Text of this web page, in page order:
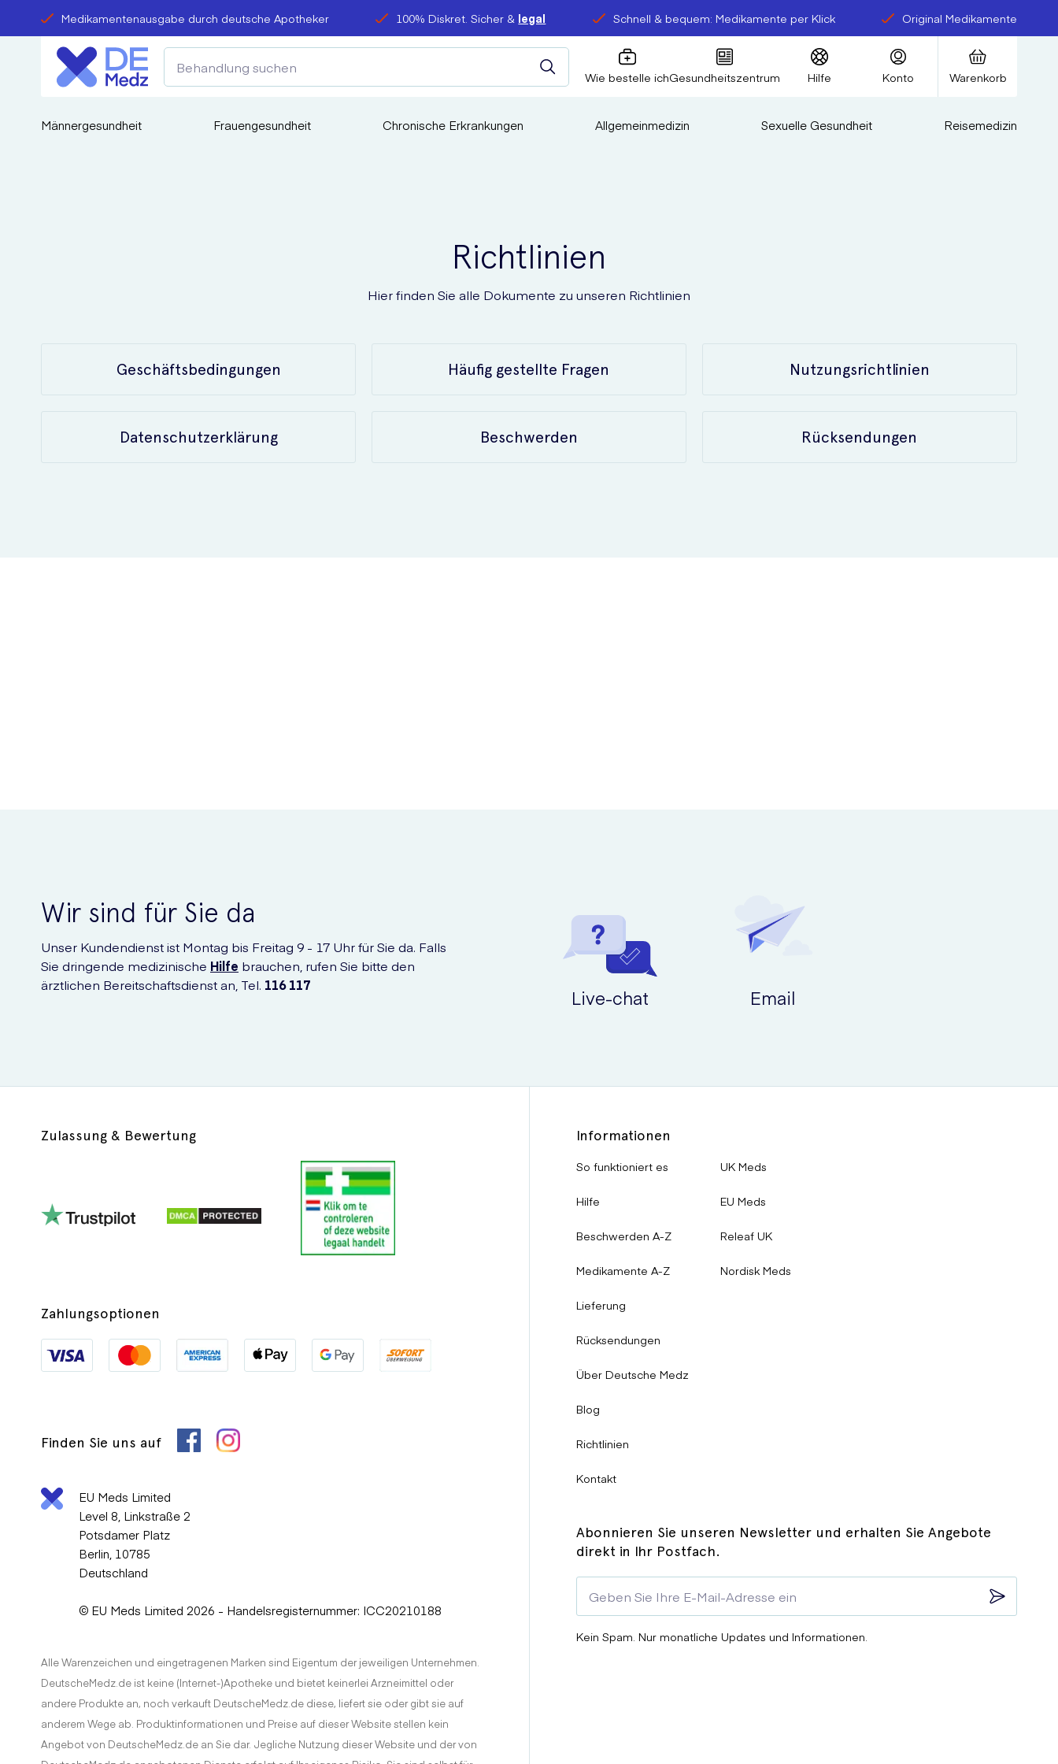
Medikamentenausgabe durch deutsche Apotheker 100% Diskret. Sicher & legal Schnell & bequem: Medikamente per Klick Original Medikamente
Wie bestelle ichGesundheitszentrum Hilfe Konto Warenkorb
Männergesundheit Frauengesundheit Chronische Erkrankungen Allgemeinmedizin Sexuelle Gesundheit Reisemedizin
Richtlinien
Hier finden Sie alle Dokumente zu unseren Richtlinien
Geschäftsbedingungen Häufig gestellte Fragen Nutzungsrichtlinien
Datenschutzerklärung Beschwerden Rücksendungen
Wir sind für Sie da
Unser Kundendienst ist Montag bis Freitag 9 - 17 Uhr für Sie da. Falls
Sie dringende medizinische Hilfe brauchen, rufen Sie bitte den
ärztlichen Bereitschaftsdienst an, Tel. 116 117
Live-chat Email
Zulassung & Bewertung
Zahlungsoptionen
Finden Sie uns auf
EU Meds Limited
Level 8, Linkstraße 2
Potsdamer Platz
Berlin, 10785
Deutschland
© EU Meds Limited 2026 - Handelsregisternummer: ICC20210188
Alle Warenzeichen und eingetragenen Marken sind Eigentum der jeweiligen Unternehmen.
DeutscheMedz.de ist keine (Internet-)Apotheke und bietet keinerlei Arzneimittel oder
andere Produkte an, noch verkauft DeutscheMedz.de diese, liefert sie oder gibt sie auf
anderem Wege ab. Produktinformationen und Preise auf dieser Website stellen kein
Angebot von DeutscheMedz.de an Sie dar. Jegliche Nutzung dieser Website und der von
Informationen
So funktioniert es
Hilfe
Beschwerden A-Z
Medikamente A-Z
Lieferung
Rücksendungen
Über Deutsche Medz
Blog
Richtlinien
Kontakt
UK Meds
EU Meds
Releaf UK
Nordisk Meds
Abonnieren Sie unseren Newsletter und erhalten Sie Angebote
direkt in Ihr Postfach.
Kein Spam. Nur monatliche Updates und Informationen.